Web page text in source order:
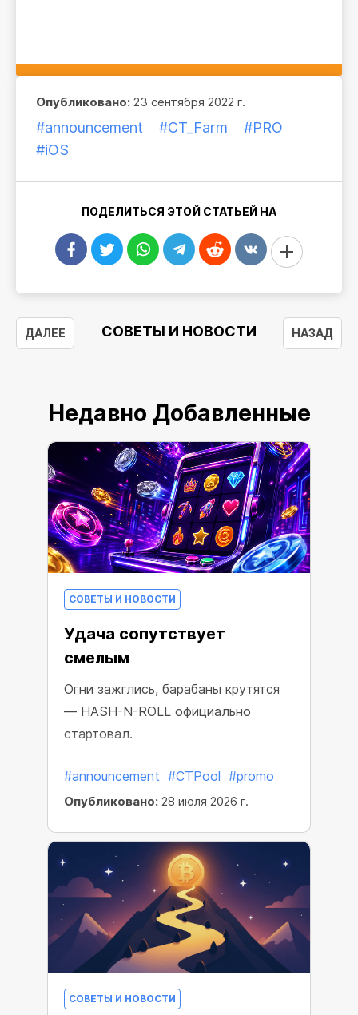
Опубликовано: 23 сентября 2022 г.
#announcement #CT_Farm
#PRO
#iOS
ПОДЕЛИТЬСЯ ЭТОЙ СТАТЬЕЙ НА
ДАЛЕЕ СОВЕТЫ И НОВОСТИ НАЗАД
Недавно Добавленные
СОВЕТЫ И НОВОСТИ
Удача сопутствует
смелым
Огни зажглись, барабаны крутятся
— HASH-N-ROLL официально
стартовал.
#announcement #CTPool #promo
Опубликовано: 28 июля 2026 г.
СОВЕТЫ И НОВОСТИ